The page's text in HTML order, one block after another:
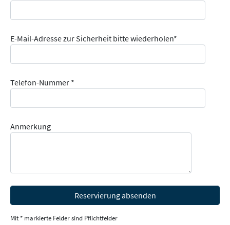
E-Mail-Adresse zur Sicherheit bitte wiederholen*
Telefon-Nummer *
Anmerkung
Mit * markierte Felder sind Pflichtfelder